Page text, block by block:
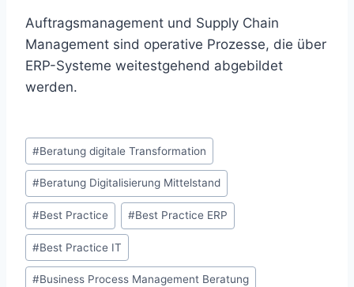
Auftragsmanagement und Supply Chain
Management sind operative Prozesse, die über
ERP-Systeme weitestgehend abgebildet
werden.
Schlagworte:
#Beratung digitale Transformation
#Beratung Digitalisierung Mittelstand
#Best Practice #Best Practice ERP
#Best Practice IT
#Business Process Management Beratung